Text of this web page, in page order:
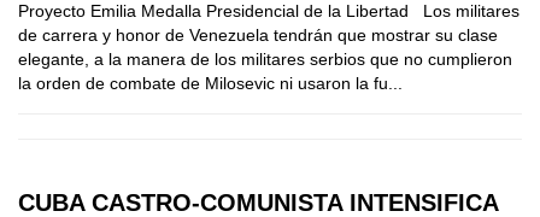
Proyecto Emilia Medalla Presidencial de la Libertad Los militares
de carrera y honor de Venezuela tendrán que mostrar su clase
elegante, a la manera de los militares serbios que no cumplieron
la orden de combate de Milosevic ni usaron la fu...
CUBA CASTRO-COMUNISTA INTENSIFICA